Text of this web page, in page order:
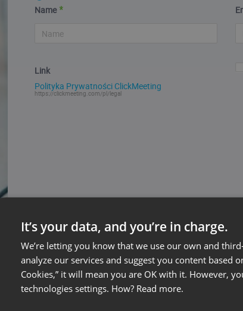
Name
Link
Polityka Prywatności ClickMeeting
https://clickmeeting.com/pl/legal
It’s your data, and you’re in charge.
We’re letting you know that we use our own and
analyze our services and suggest you content based
Cookies,” it will mean you are OK with it. However,
technologies settings. How? Read more.